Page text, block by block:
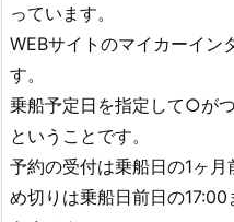
っています。
WEBサイトのマイカーイン
す。
乗船予定日を指定して○が
ということです。
予約の受付は乗船日の1ヶ
め切りは乗船日前日の